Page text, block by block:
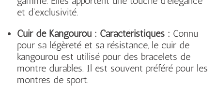
et d’exclusivité.
Cuir de Kangourou : Caractéristiques : Connu
pour sa légèreté et sa résistance, le cuir de
kangourou est utilisé pour des bracelets de
montre durables. Il est souvent préféré pour les
montres de sport.